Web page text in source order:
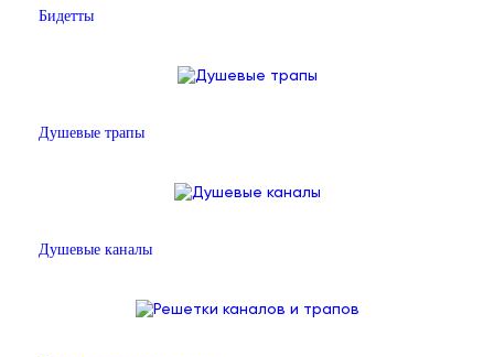
Бидетты
Душевые трапы
Душевые каналы